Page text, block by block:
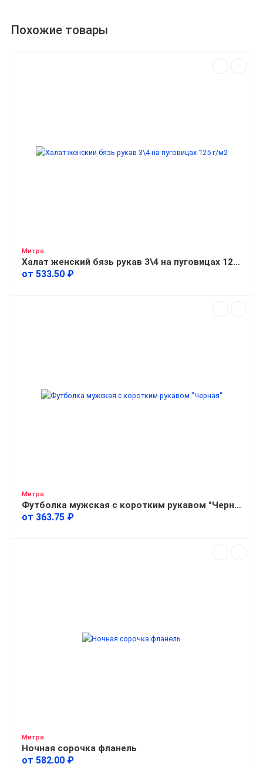
Похожие товары
Митра
Халат женский бязь рукав 3\4 на пуговицах 125 г/м2
от 533.50 ₽
Митра
Футболка мужская с коротким рукавом "Черная"
от 363.75 ₽
Митра
Ночная сорочка фланель
от 582.00 ₽